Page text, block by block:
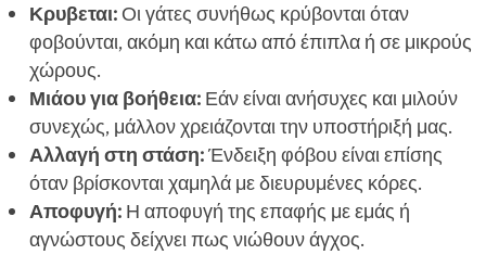
Κρυβεται:Οι γάτες συνήθως κρύβονται όταν
φοβούνται, ακόμη και κάτω από έπιπλα ή σε μικρούς
χώρους.
Μιάου για βοήθεια:Εάν είναι ανήσυχες και μιλούν
συνεχώς, μάλλον χρειάζονται την υποστήριξή μας.
Αλλαγή στη στάση:Ένδειξη φόβου είναι επίσης
όταν βρίσκονται χαμηλά με διευρυμένες κόρες.
Αποφυγή:Η αποφυγή της επαφής με εμάς ή
αγνώστους δείχνει πως νιώθουν άγχος.